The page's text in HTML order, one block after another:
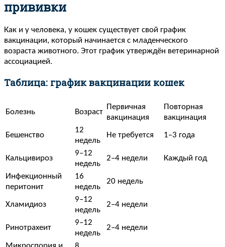
прививки
Как и у человека, у кошек существует свой график
вакцинации, который начинается с младенческого
возраста животного. Этот график утверждён ветеринарной
ассоциацией.
Таблица: график вакцинации кошек
Болезнь Возраст
Первичная
вакцинация
Повторная
вакцинация
Бешенство
12
недель
Не требуется 1–3 года
Кальцивироз
9–12
недель
2–4 недели Каждый год
Инфекционный
перитонит
16
недель
20 недель
Хламидиоз
9–12
недель
2–4 недели
Ринотрахеит
9–12
недель
2–4 недели